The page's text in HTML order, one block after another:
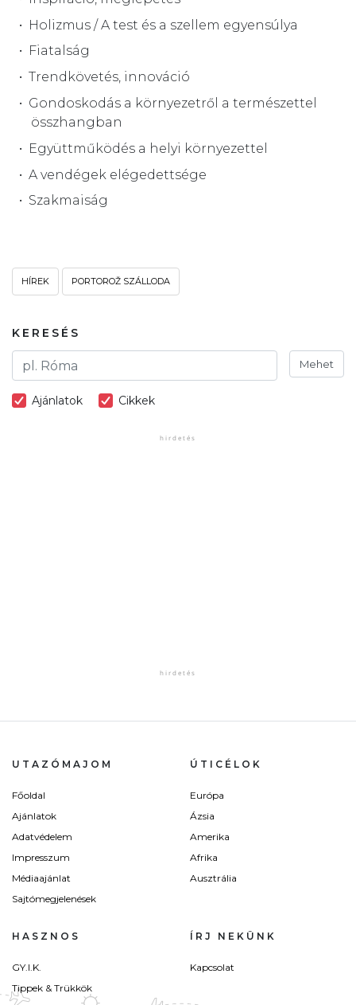
Holizmus / A test és a szellem egyensúlya
Fiatalság
Trendkövetés, innováció
Gondoskodás a környezetről a természettel
összhangban
Együttműködés a helyi környezettel
A vendégek elégedettsége
Szakmaiság
HÍREK PORTOROŽ SZÁLLODA
KERESÉS
Mehet
Ajánlatok Cikkek
UTAZÓMAJOM
Főoldal
Ajánlatok
Adatvédelem
Impresszum
Médiaajánlat
Sajtómegjelenések
ÚTICÉLOK
Európa
Ázsia
Amerika
Afrika
Ausztrália
HASZNOS
GY.I.K.
Tippek & Trükkök
ÍRJ NEKÜNK
Kapcsolat